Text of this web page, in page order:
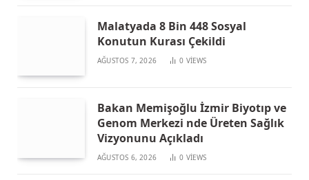
Malatyada 8 Bin 448 Sosyal
Konutun Kurası Çekildi
AĞUSTOS 7, 2026 0 VIEWS
Bakan Memişoğlu İzmir Biyotıp ve
Genom Merkezi nde Üreten Sağlık
Vizyonunu Açıkladı
AĞUSTOS 6, 2026 0 VIEWS